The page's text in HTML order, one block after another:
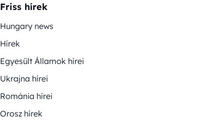
Friss hírek
Hungary news
Hírek
Egyesült Államok hírei
Ukrajna hírei
Románia hírei
Orosz hírek